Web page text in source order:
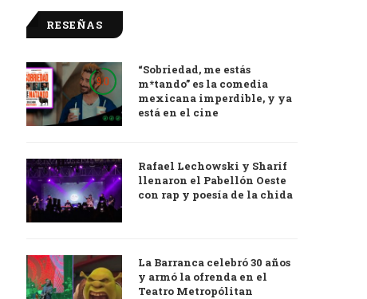
RESEÑAS
9.0
“Sobriedad, me estás
m*tando” es la comedia
mexicana imperdible, y ya
está en el cine
Rafael Lechowski y Sharif
llenaron el Pabellón Oeste
con rap y poesía de la chida
La Barranca celebró 30 años
y armó la ofrenda en el
Teatro Metropólitan